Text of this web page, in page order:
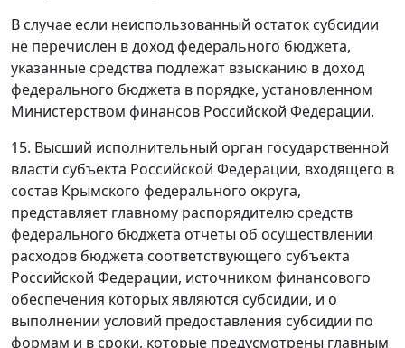
В случае если неиспользованный остаток субсидии
не перечислен в доход федерального бюджета,
указанные средства подлежат взысканию в доход
федерального бюджета в порядке, установленном
Министерством финансов Российской Федерации.
15. Высший исполнительный орган государственной
власти субъекта Российской Федерации, входящего в
состав Крымского федерального округа,
представляет главному распорядителю средств
федерального бюджета отчеты об осуществлении
расходов бюджета соответствующего субъекта
Российской Федерации, источником финансового
обеспечения которых являются субсидии, и о
выполнении условий предоставления субсидии по
формам и в сроки, которые предусмотрены главным